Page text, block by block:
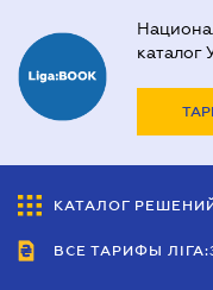
каталог
КАТАЛОГ
ВСЕ ТАРИФЫ